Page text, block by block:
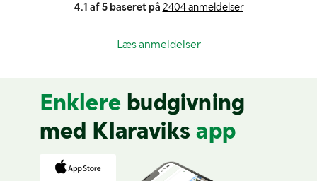
4.1 af 5 baseret på 2404 anmeldelser
Læs anmeldelser
Enklere budgivning
med Klaraviks app